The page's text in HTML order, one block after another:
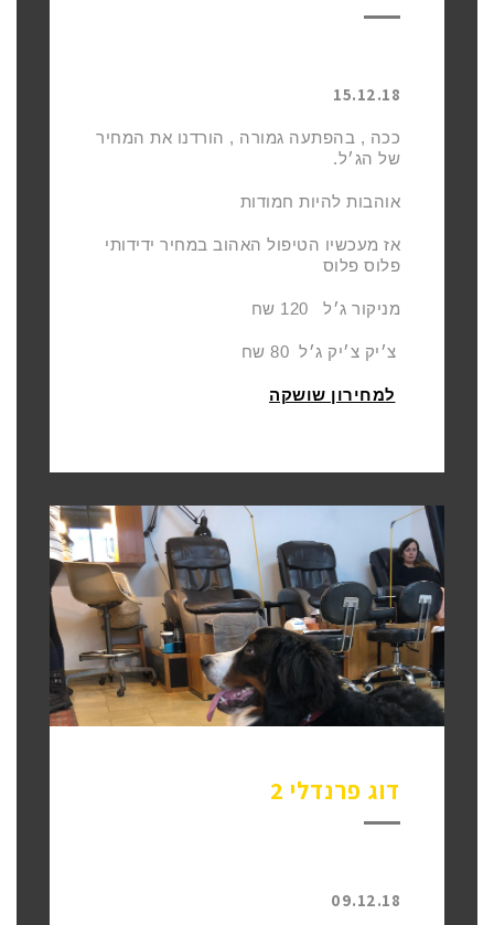
15.12.18
ככה , בהפתעה גמורה , הורדנו את המחיר
של הג׳ל.
אוהבות להיות חמודות
אז מעכשיו הטיפול האהוב במחיר ידידותי
פלוס פלוס
מניקור ג׳ל 120 שח
צ׳יק צ׳יק ג׳ל 80 שח
למחירון שושקה
דוג פרנדלי 2
09.12.18